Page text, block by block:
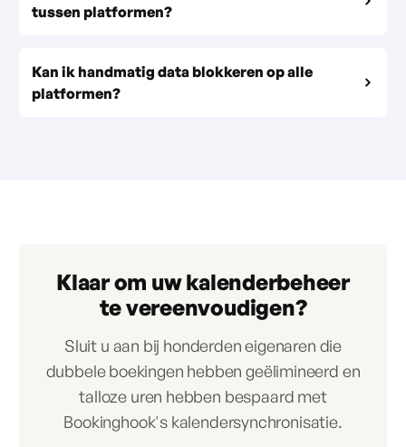
tussen platformen?
Kan ik handmatig data blokkeren op alle
platformen?
Klaar om uw kalenderbeheer
te vereenvoudigen?
Sluit u aan bij honderden eigenaren die
dubbele boekingen hebben geëlimineerd en
talloze uren hebben bespaard met
Bookinghook's kalendersynchronisatie.